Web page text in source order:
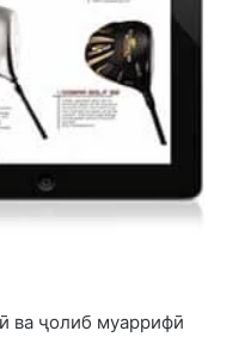
ва ҷолиб муаррифӣ